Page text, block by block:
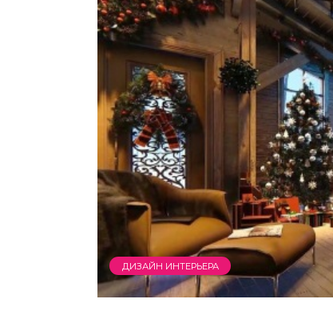
ДИЗАЙН ИНТЕРЬЕРА